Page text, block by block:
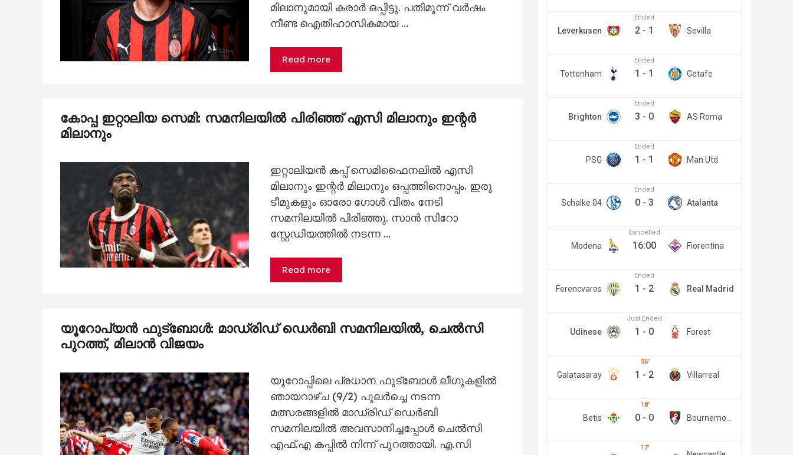
മിലാനുമായി കരാർ ഒപ്പിട്ടു. പതിമൂന്ന് വർഷം
നീണ്ട ഐതിഹാസികമായ …
Read more
കോപ്പ ഇറ്റാലിയ സെമി: സമനിലയിൽ പിരിഞ്ഞ് എസി മിലാനും ഇന്റർ
മിലാനും
ഇറ്റാലിയൻ കപ്പ് സെമിഫൈനലിൽ എസി
മിലാനും ഇന്റർ മിലാനും ഒപ്പത്തിനൊപ്പം. ഇരു
ടീമുകളും ഓരോ ഗോൾ വീതം നേടി
സമനിലയിൽ പിരിഞ്ഞു. സാൻ സിറോ
സ്റ്റേഡിയത്തിൽ നടന്ന …
Read more
യൂറോപ്യൻ ഫുട്ബോൾ: മാഡ്രിഡ് ഡെർബി സമനിലയിൽ, ചെൽസി
പുറത്ത്, മിലാൻ വിജയം
യൂറോപ്പിലെ പ്രധാന ഫുട്ബോൾ ലീഗുകളിൽ
ഞായറാഴ്ച (9/2) പുലർച്ചെ നടന്ന
മത്സരങ്ങളിൽ മാഡ്രിഡ് ഡെർബി
സമനിലയിൽ അവസാനിച്ചപ്പോൾ ചെൽസി
എഫ്.എ കപ്പിൽ നിന്ന് പുറത്തായി. എ.സി
Leverkusen
Ended
2 - 1 Sevilla
Tottenham
Ended
1 - 1 Getafe
Brighton
Ended
3 - 0 AS Roma
PSG
Ended
1 - 1 Man Utd
Schalke 04
Ended
0 - 3 Atalanta
Modena
Cancelled
16:00 Fiorentina
Ferencvaros
Ended
1 - 2 Real Madrid
Udinese
Just Ended
1 - 0 Forest
Galatasaray
56
1 - 2 Villarreal
Betis
18
0 - 0
17